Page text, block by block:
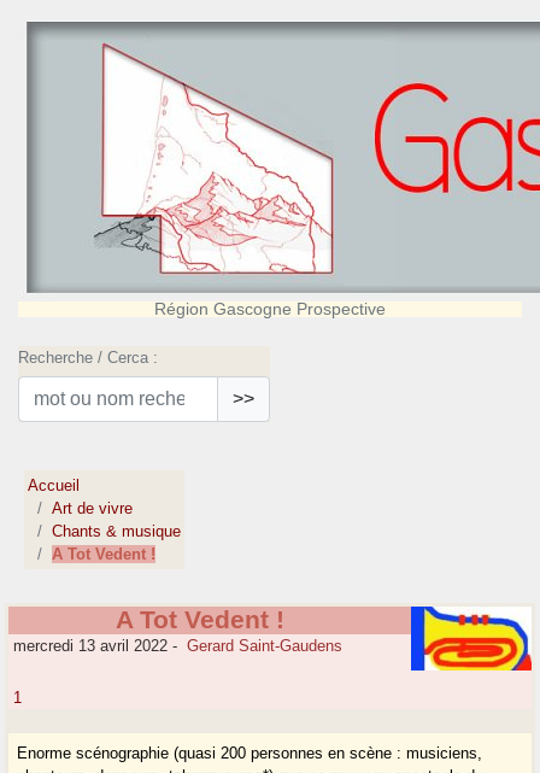
Région Gascogne Prospective
Recherche / Cerca :
>>
Accueil
Art de vivre
Chants & musique
A Tot Vedent !
A Tot Vedent !
mercredi 13 avril 2022 - Gerard Saint-Gaudens
1
Enorme scénographie (quasi 200 personnes en scène : musiciens,